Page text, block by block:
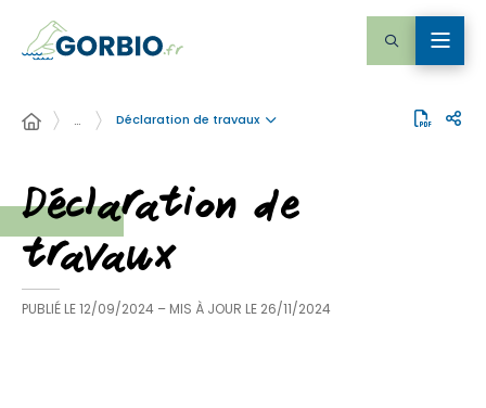
… Déclaration de travaux
Déclaration de
travaux
PUBLIÉ LE12/09/2024 – MIS À JOUR LE 26/11/2024